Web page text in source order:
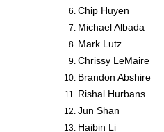
Chip Huyen
Michael Albada
Mark Lutz
Chrissy LeMaire
Brandon Abshire
Rishal Hurbans
Jun Shan
Haibin Li